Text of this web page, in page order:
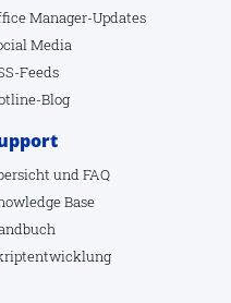
Manager-Updates
Media
Feeds
Blog
und FAQ
Base